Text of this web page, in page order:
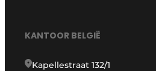
KANTOOR BELGIË
Kapellestraat 132/1